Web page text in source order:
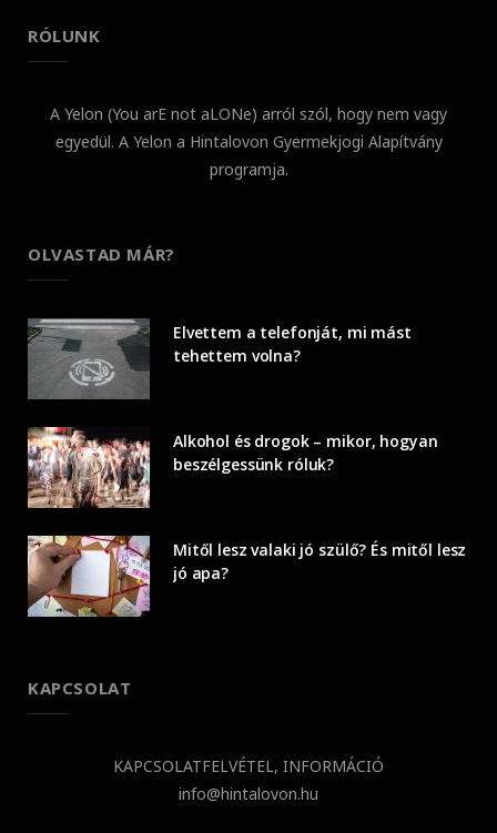
RÓLUNK
A Yelon (You arE not aLONe) arról szól, hogy nem vagy
egyedül. A Yelon a Hintalovon Gyermekjogi Alapítvány
programja.
OLVASTAD MÁR?
Elvettem a telefonját, mi mást
tehettem volna?
Alkohol és drogok – mikor, hogyan
beszélgessünk róluk?
Mitől lesz valaki jó szülő? És mitől lesz
jó apa?
KAPCSOLAT
KAPCSOLATFELVÉTEL, INFORMÁCIÓ
info@hintalovon.hu